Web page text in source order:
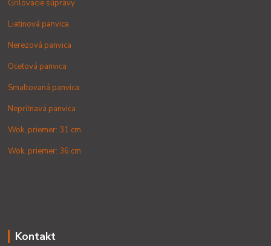
Grilovacie súpravy
Liatinová panvica
Nerezová panvica
Oceľová panvica
Smaltovaná panvica
Nepriľnavá panvica
Wok, priemer: 31 cm
Wok, priemer: 36 cm
Kontakt